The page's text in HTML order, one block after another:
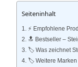
Seiteninhalt
⚡️ Empfohlene
🔝 Bestseller –
🏷️ Was zeichnet
🏷️ Weitere Marken